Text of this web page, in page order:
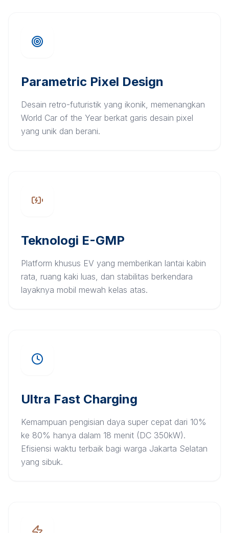
Parametric Pixel Design
Desain retro-futuristik yang ikonik, memenangkan
World Car of the Year berkat garis desain pixel
yang unik dan berani.
Teknologi E-GMP
Platform khusus EV yang memberikan lantai kabin
rata, ruang kaki luas, dan stabilitas berkendara
layaknya mobil mewah kelas atas.
Ultra Fast Charging
Kemampuan pengisian daya super cepat dari 10%
ke 80% hanya dalam 18 menit (DC 350kW).
Efisiensi waktu terbaik bagi warga Jakarta Selatan
yang sibuk.